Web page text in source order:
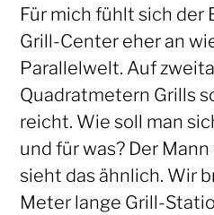
Für mich fühlt sich der
Grill-Center eher an
Parallelwelt. Auf
Quadratmetern Grills
reicht. Wie soll man
und für was? Der
sieht das ähnlich. Wir
Meter lange Grill-